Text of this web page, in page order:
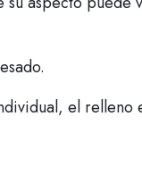
el relleno